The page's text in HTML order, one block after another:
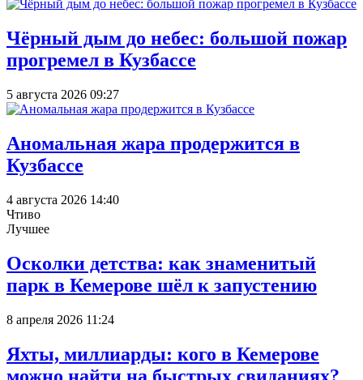
Чёрный дым до небес: большой пожар
прогремел в Кузбассе
5 августа 2026 09:27
Аномальная жара продержится в
Кузбассе
4 августа 2026 14:40
Чтиво
Лучшее
Осколки детства: как знаменитый
парк в Кемерове шёл к запустению
8 апреля 2026 11:24
Яхты, миллиарды: кого в Кемерове
можно найти на быстрых свиданиях?